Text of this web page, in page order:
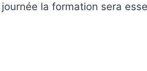
la formation sera